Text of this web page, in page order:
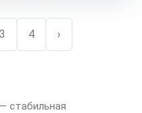
3 4 ›
стабильная